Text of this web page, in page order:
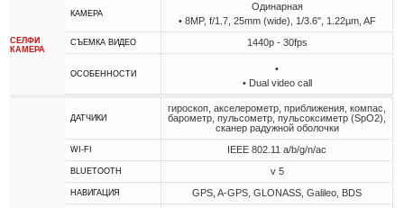
СЕЛФИ
КАМЕРА
КАМЕРА
Одинарная
• 8MP, f/1.7, 25mm (wide), 1/3.6", 1.22µm, AF
СЪЕМКА ВИДЕО 1440p - 30fps
ОСОБЕННОСТИ
•
• Dual video call
ДАТЧИКИ
гироскоп, акселерометр, приближения, компас,
барометр, пульсометр, пульсоксиметр (SpO2),
сканер радужной оболочки
WI-FI IEEE 802.11 a/b/g/n/ac
BLUETOOTH v 5
НАВИГАЦИЯ GPS, A-GPS, GLONASS, Galileo, BDS